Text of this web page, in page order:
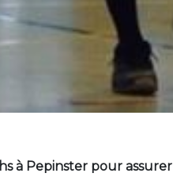
à Pepinster pour